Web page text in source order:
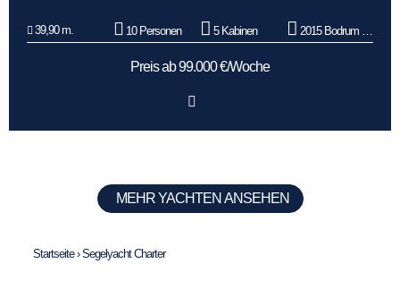
39,90 m. 10 Personen 5 Kabinen 2015 Bodrum Oguz Marin
Preis ab 99.000 €/Woche
MEHR YACHTEN ANSEHEN
Startseite›Segelyacht Charter